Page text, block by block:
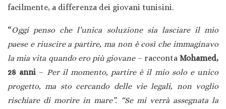
facilmente, a differenza dei giovani tunisini.
“Oggi penso che l’unica soluzione sia lasciare il mio
paese e riuscire a partire, ma non è così che immaginavo
la mia vita quando ero più giovane – raccontaMohamed,
28 anni – Per il momento, partire è il mio solo e unico
progetto, ma sto cercando delle vie legali, non voglio
rischiare di morire in mare”. “Se mi verrà assegnata la